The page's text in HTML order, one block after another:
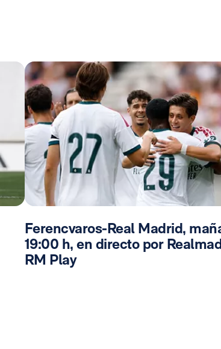
Ferencvaros-Real Madrid,
19:00 h, en directo por
RM Play